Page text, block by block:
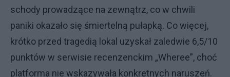
schody prowadzące na zewnątrz, co w chwili
paniki okazało się śmiertelną pułapką. Co więcej,
krótko przed tragedią lokal uzyskał zaledwie 6,5/10
punktów w serwisie recenzenckim „Wheree”, choć
platforma nie wskazywała konkretnych naruszeń.